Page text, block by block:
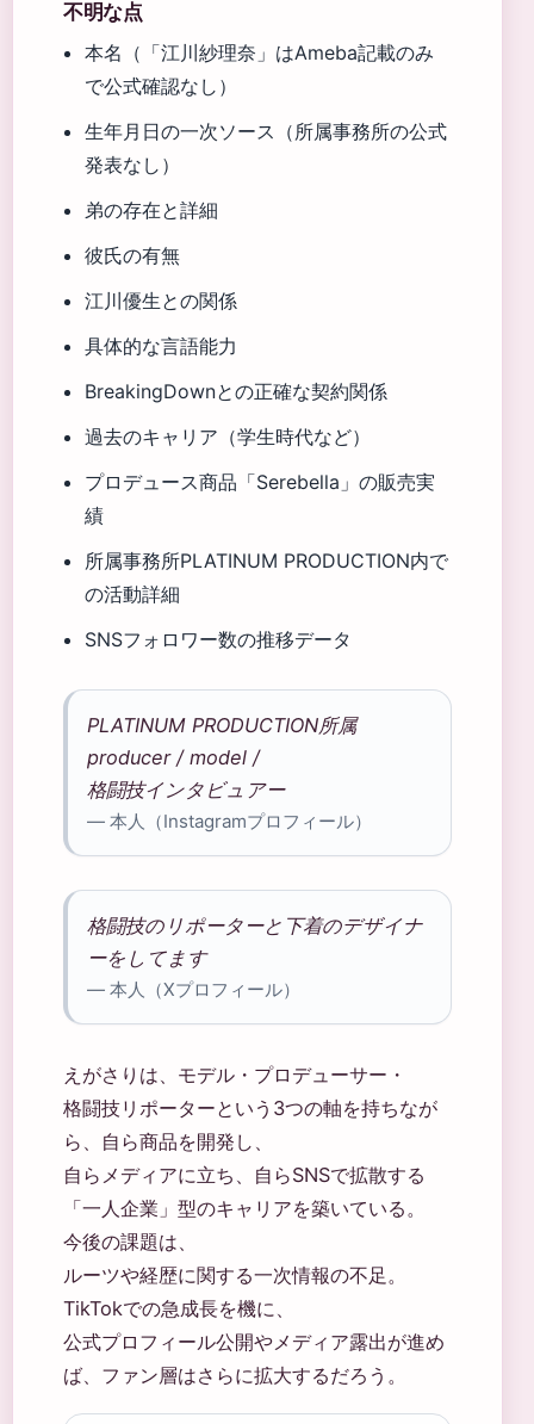
不明な点
本名（「江川紗理奈」はAmeba記載のみ
で公式確認なし）
生年月日の一次ソース（所属事務所の公式
発表なし）
弟の存在と詳細
彼氏の有無
江川優生との関係
具体的な言語能力
BreakingDownとの正確な契約関係
過去のキャリア（学生時代など）
プロデュース商品「Serebella」の販売実
績
所属事務所PLATINUM PRODUCTION内で
の活動詳細
SNSフォロワー数の推移データ
PLATINUM PRODUCTION所属
producer / model /
格闘技インタビュアー
— 本人（Instagramプロフィール）
格闘技のリポーターと下着のデザイナ
ーをしてます
— 本人（Xプロフィール）
えがさりは、モデル・プロデューサー・
格闘技リポーターという3つの軸を持ちなが
ら、自ら商品を開発し、
自らメディアに立ち、自らSNSで拡散する
「一人企業」型のキャリアを築いている。
今後の課題は、
ルーツや経歴に関する一次情報の不足。
TikTokでの急成長を機に、
公式プロフィール公開やメディア露出が進め
ば、ファン層はさらに拡大するだろう。